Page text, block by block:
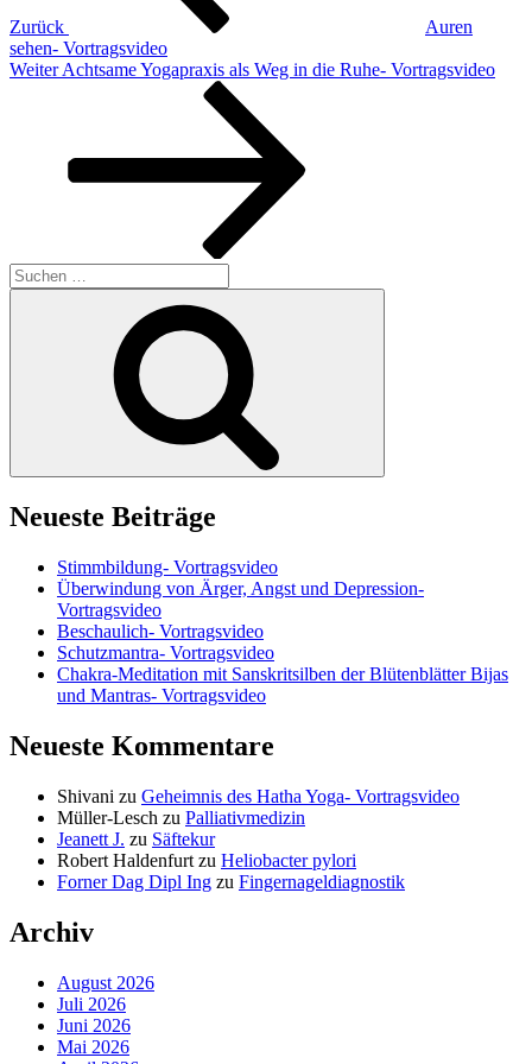
Zurück
Auren
sehen- Vortragsvideo
Nächster
Weiter Achtsame Yogapraxis als Weg in die Ruhe- Vortragsvideo
Suchen
nach:
Neueste Beiträge
Stimmbildung- Vortragsvideo
Überwindung von Ärger, Angst und Depression-
Vortragsvideo
Beschaulich- Vortragsvideo
Schutzmantra- Vortragsvideo
Chakra-Meditation mit Sanskritsilben der Blütenblätter Bijas
und Mantras- Vortragsvideo
Neueste Kommentare
Shivani zu Geheimnis des Hatha Yoga- Vortragsvideo
Müller-Lesch zu Palliativmedizin
Jeanett J. zu Säftekur
Robert Haldenfurt zu Heliobacter pylori
Forner Dag Dipl Ing zu Fingernageldiagnostik
Archiv
August 2026
Juli 2026
Juni 2026
Mai 2026